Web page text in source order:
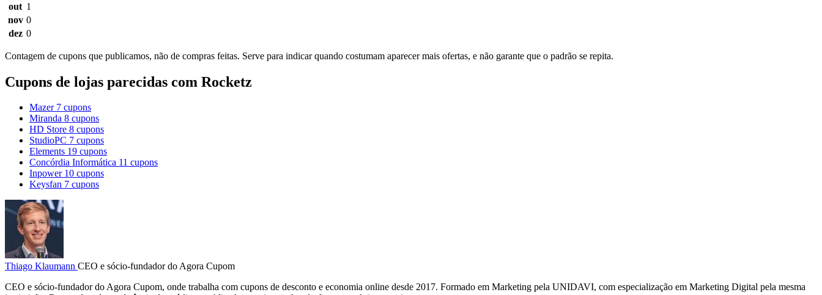
out 1
nov 0
dez 0
Contagem de cupons que publicamos, não de compras feitas. Serve para indicar quando costumam aparecer mais ofertas, e não garante que o padrão se repita.
Cupons de lojas parecidas com Rocketz
Mazer 7 cupons
Miranda 8 cupons
HD Store 8 cupons
StudioPC 7 cupons
Elements 19 cupons
Concórdia Informática 11 cupons
Inpower 10 cupons
Keysfan 7 cupons
Thiago Klaumann CEO e sócio-fundador do Agora Cupom
CEO e sócio-fundador do Agora Cupom, onde trabalha com cupons de desconto e economia online desde 2017. Formado em Marketing pela UNIDAVI, com especialização em Marketing Digital pela mesma